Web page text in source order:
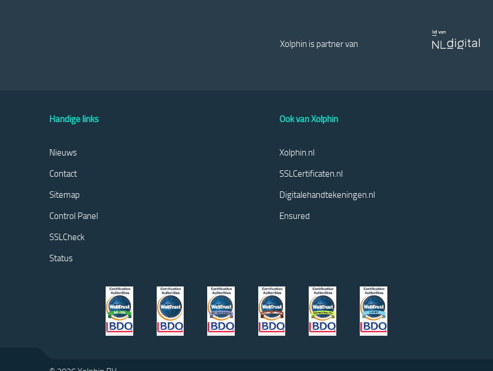
Xolphin is partner van
Handige links
Nieuws
Contact
Sitemap
Control Panel
SSLCheck
Status
Ook van Xolphin
Xolphin.nl
SSLCertificaten.nl
Digitalehandtekeningen.nl
Ensured